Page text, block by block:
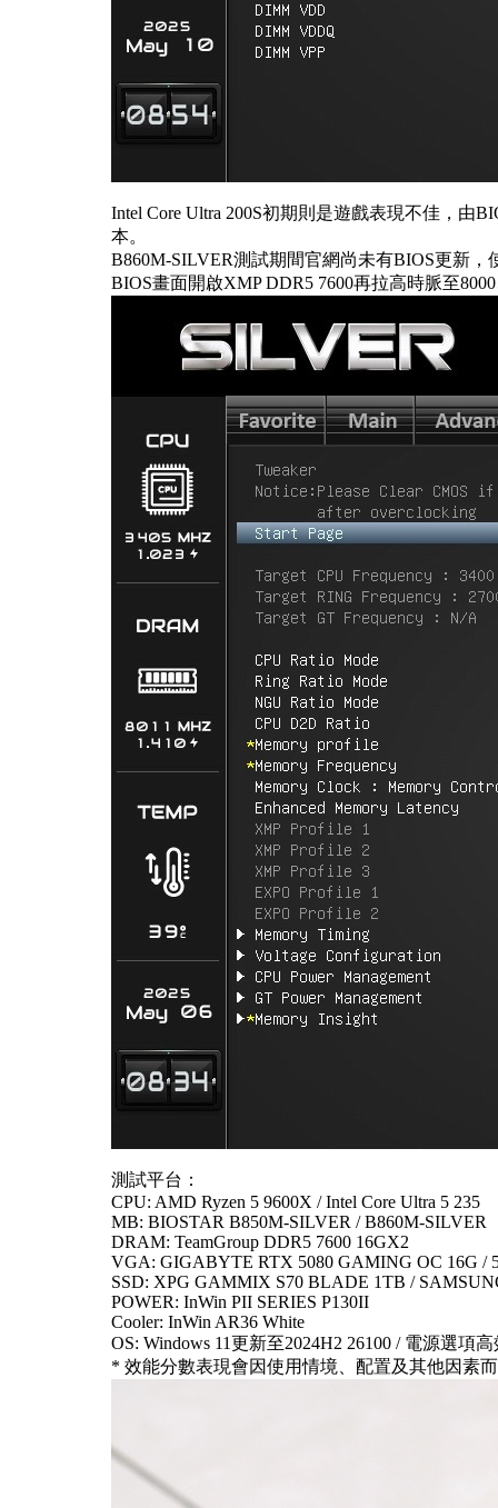
Intel Core Ultra 200S初期則是遊戲表現不佳，由
本。
B860M-SILVER測試期間官網尚未有BIOS更新
BIOS畫面開啟XMP DDR5 7600再拉高時脈至
測試平台：
CPU: AMD Ryzen 5 9600X / Intel Core Ultra 5 235
MB: BIOSTAR B850M-SILVER / B860M-SILVER
DRAM: TeamGroup DDR5 7600 16GX2
VGA: GIGABYTE RTX 5080 GAMING OC 16G /
SSD: XPG GAMMIX S70 BLADE 1TB /
POWER: InWin PII SERIES P130II
Cooler: InWin AR36 White
OS: Windows 11更新至2024H2 26100 / 電源選項
* 效能分數表現會因使用情境、配置及其他因素